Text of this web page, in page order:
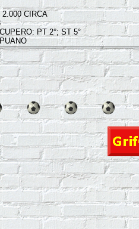
CIRCA
PT 2°; ST 5°